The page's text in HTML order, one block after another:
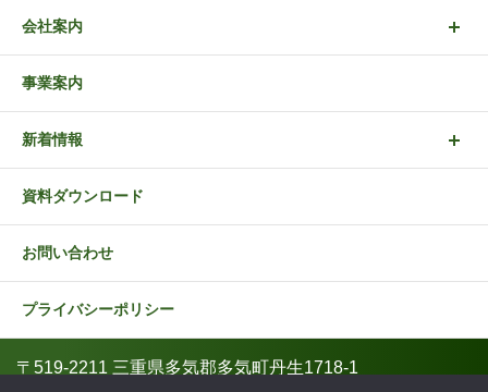
会社案内
事業案内
新着情報
資料ダウンロード
お問い合わせ
プライバシーポリシー
〒519-2211 三重県多気郡多気町丹生1718-1